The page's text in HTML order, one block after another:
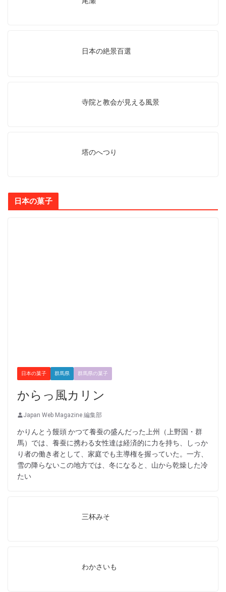
日本の絶景百選
寺院と教会が見える風景
塔のへつり
日本の菓子
日本の菓子 群馬県 群馬県の菓子
からっ風カリン
Japan Web Magazine 編集部
かりんとう饅頭 かつて養蚕の盛んだった上州（上野国・群
馬）では、養蚕に携わる女性達は経済的に力を持ち、しっか
り者の働き者として、家庭でも主導権を握っていた。一方、
雪の降らないこの地方では、冬になると、山から乾燥した冷
たい
三杯みそ
わかさいも